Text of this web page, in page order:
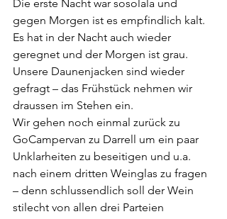
Die erste Nacht war sosolala und
gegen Morgen ist es empfindlich kalt.
Es hat in der Nacht auch wieder
geregnet und der Morgen ist grau.
Unsere Daunenjacken sind wieder
gefragt – das Frühstück nehmen wir
draussen im Stehen ein.
Wir gehen noch einmal zurück zu
GoCampervan zu Darrell um ein paar
Unklarheiten zu beseitigen und u.a.
nach einem dritten Weinglas zu fragen
– denn schlussendlich soll der Wein
stilecht von allen drei Parteien